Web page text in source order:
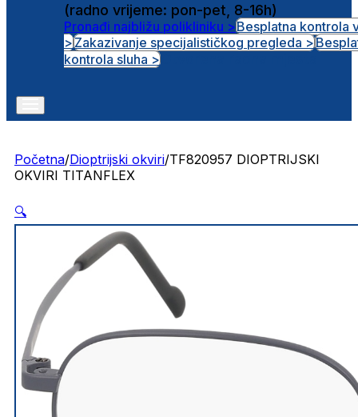
(radno vrijeme: pon-pet, 8-16h)
Pronađi najbližu polikliniku >Besplatna kontrola
>Zakazivanje specijalističkog pregleda >
kontrola sluha >
Početna/Dioptrijski okviri/TF820957 DIOPTRIJSKI
OKVIRI TITANFLEX
🔍